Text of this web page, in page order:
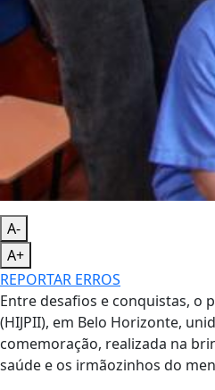
A-
A+
REPORTAR ERROS
Entre desafios e conquistas, o
(HIJPII), em Belo Horizonte,
comemoração, realizada na
saúde e os irmãozinhos do